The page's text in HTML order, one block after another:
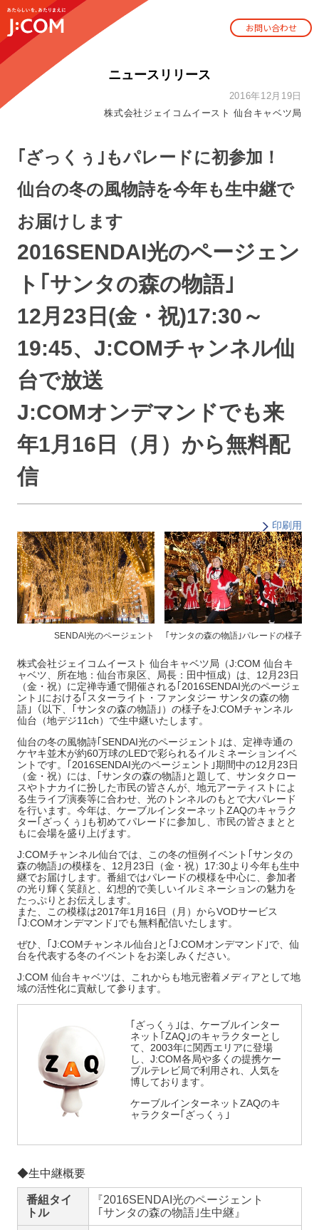
お問い合わせ
ニュースリリース
2016年12月19日
株式会社ジェイコムイースト 仙台キャベツ局
｢ざっくぅ｣もパレードに初参加！
仙台の冬の風物詩を今年も生中継で
お届けします
2016SENDAI光のページェン
ト｢サンタの森の物語｣
12月23日(金・祝)17:30～
19:45、J:COMチャンネル仙
台で放送
J:COMオンデマンドでも来
年1月16日（月）から無料配
信
印刷用
SENDAI光のページェント ｢サンタの森の物語｣パレードの様子
株式会社ジェイコムイースト 仙台キャベツ局（J:COM 仙台キ
ャベツ、所在地：仙台市泉区、局長：田中恒成）は、12月23日
（金・祝）に定禅寺通で開催される｢2016SENDAI光のページェ
ント｣における｢スターライト・ファンタジー サンタの森の物
語｣（以下、｢サンタの森の物語｣）の様子をJ:COMチャンネル
仙台（地デジ11ch）で生中継いたします。
仙台の冬の風物詩｢SENDAI光のページェント｣は、定禅寺通の
ケヤキ並木が約60万球のLEDで彩られるイルミネーションイベ
ントです。｢2016SENDAI光のページェント｣期間中の12月23日
（金・祝）には、｢サンタの森の物語｣と題して、サンタクロー
スやトナカイに扮した市民の皆さんが、地元アーティストによ
る生ライブ演奏等に合わせ、光のトンネルのもとで大パレード
を行います。今年は、ケーブルインターネットZAQのキャラク
ター｢ざっくぅ｣も初めてパレードに参加し、市民の皆さまとと
もに会場を盛り上げます。
J:COMチャンネル仙台では、この冬の恒例イベント｢サンタの
森の物語｣の模様を、12月23日（金・祝）17:30より今年も生中
継でお届けします。番組ではパレードの模様を中心に、参加者
の光り輝く笑顔と、幻想的で美しいイルミネーションの魅力を
たっぷりとお伝えします。
また、この模様は2017年1月16日（月）からVODサービス
｢J:COMオンデマンド｣でも無料配信いたします。
ぜひ、｢J:COMチャンネル仙台｣と｢J:COMオンデマンド｣で、仙
台を代表する冬のイベントをお楽しみください。
J:COM 仙台キャベツは、これからも地元密着メディアとして地
域の活性化に貢献して参ります。
｢ざっくぅ｣は、ケーブルインター
ネット｢ZAQ｣のキャラクターとし
て、2003年に関西エリアに登場
し、J:COM各局や多くの提携ケー
ブルテレビ局で利用され、人気を
博しております。
ケーブルインターネットZAQのキ
ャラクター｢ざっくぅ｣
◆生中継概要
番組タイ
トル
『2016SENDAI光のページェント
｢サンタの森の物語｣生中継』